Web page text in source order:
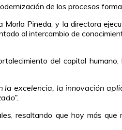
de los procesos
Pineda, y la directora
al intercambio de
del capital
excelencia, la innovación
resaltando que hoy más que